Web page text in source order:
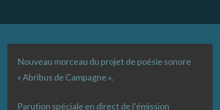
Nouveau morceau du projet de poésie sonore
« Abribus de Campagne ».
Parution spéciale en direct de l’émission